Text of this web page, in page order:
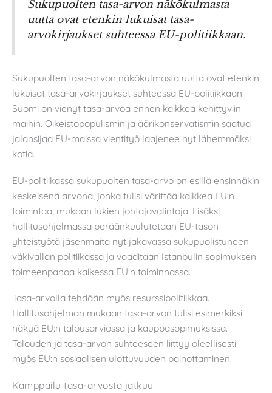
Sukupuolten tasa-arvon näkökulmasta
uutta ovat etenkin lukuisat tasa-
arvokirjaukset suhteessa EU-politiikkaan.
Sukupuolten tasa-arvon näkökulmasta uutta ovat etenkin
lukuisat tasa-arvokirjaukset suhteessa EU-politiikkaan.
Suomi on vienyt tasa-arvoa ennen kaikkea kehittyviin
maihin. Oikeistopopulismin ja äärikonservatismin saatua
jalansijaa EU-maissa vientityö laajenee nyt lähemmäksi
kotia.
EU-politiikassa sukupuolten tasa-arvo on esillä ensinnäkin
keskeisenä arvona, jonka tulisi värittää kaikkea EU:n
toimintaa, mukaan lukien johtajavalintoja. Lisäksi
hallitusohjelmassa peräänkuulutetaan EU-tason
yhteistyötä jäsenmaita nyt jakavassa sukupuolistuneen
väkivallan politiikassa ja vaaditaan Istanbulin sopimuksen
toimeenpanoa kaikessa EU:n toiminnassa.
Tasa-arvolla tehdään myös resurssipolitiikkaa.
Hallitusohjelman mukaan tasa-arvon tulisi esimerkiksi
näkyä EU:n talousarviossa ja kauppasopimuksissa.
Talouden ja tasa-arvon suhteeseen liittyy oleellisesti
myös EU:n sosiaalisen ulottuvuuden painottaminen.
Kamppailu tasa-arvosta jatkuu